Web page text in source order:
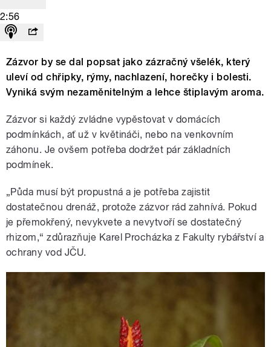
2:56
Zázvor by se dal popsat jako zázračný všelék, který
uleví od chřipky, rýmy, nachlazení, horečky i bolesti.
Vyniká svým nezaměnitelným a lehce štiplavým aroma.
Zázvor si každý zvládne vypěstovat v domácích
podmínkách, ať už v květináči, nebo na venkovním
záhonu. Je ovšem potřeba dodržet pár základních
podmínek.
„Půda musí být propustná a je potřeba zajistit
dostatečnou drenáž, protože zázvor rád zahnívá. Pokud
je přemokřený, nevykvete a nevytvoří se dostatečný
rhizom,“ zdůrazňuje Karel Procházka z Fakulty rybářství a
ochrany vod JČU.